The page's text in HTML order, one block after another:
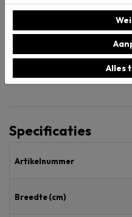
Het tapijt Da Vinci kleur 94
Gelasta. Met de Artificial
tapijt ook in eigen ruimte
eigen ruimte, deze te uploaden
de collectie aan te klikken. Klik
maken.
Specificaties
Artikelnummer
Breedte (cm)
Alles